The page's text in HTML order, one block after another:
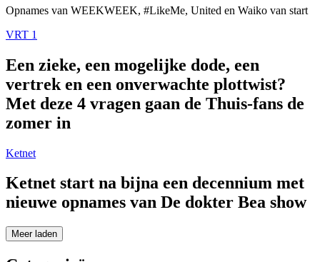
Opnames van WEEKWEEK, #LikeMe, United en Waiko van start
VRT 1
Een zieke, een mogelijke dode, een
vertrek en een onverwachte plottwist?
Met deze 4 vragen gaan de Thuis-fans de
zomer in
Ketnet
Ketnet start na bijna een decennium met
nieuwe opnames van De dokter Bea show
Meer laden